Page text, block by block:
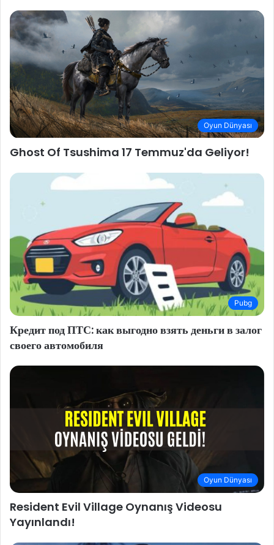
Oyun Dünyası
Ghost Of Tsushima 17 Temmuz'da Geliyor!
Pubg
Кредит под ПТС: как выгодно взять деньги в залог
своего автомобиля
Oyun Dünyası
Resident Evil Village Oynanış Videosu
Yayınlandı!